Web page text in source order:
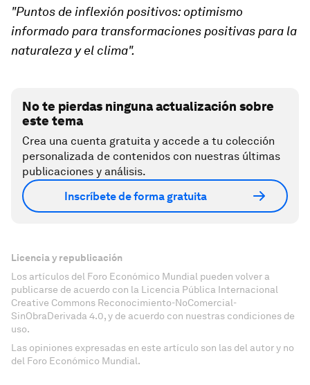
"Puntos de inflexión positivos: optimismo
informado para transformaciones positivas para la
naturaleza y el clima".
No te pierdas ninguna actualización sobre
este tema
Crea una cuenta gratuita y accede a tu colección
personalizada de contenidos con nuestras últimas
publicaciones y análisis.
Inscríbete de forma gratuita
Licencia y republicación
Los artículos del Foro Económico Mundial pueden volver a
publicarse de acuerdo con la Licencia Pública Internacional
Creative Commons Reconocimiento-NoComercial-
SinObraDerivada 4.0, y de acuerdo con nuestras condiciones de
uso.
Las opiniones expresadas en este artículo son las del autor y no
del Foro Económico Mundial.